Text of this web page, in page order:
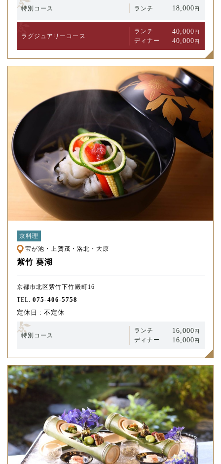
特別コース ランチ 18,000円
ラグジュアリー コース
ランチ 40,000円
ディナー 40,000円
京料理
宝が池・上賀茂・洛北・大原
紫竹 葵湖
京都市北区紫竹下竹殿町16
TEL.075-406-5758
定休日 : 不定休
特別コース
ランチ 16,000円
ディナー 16,000円